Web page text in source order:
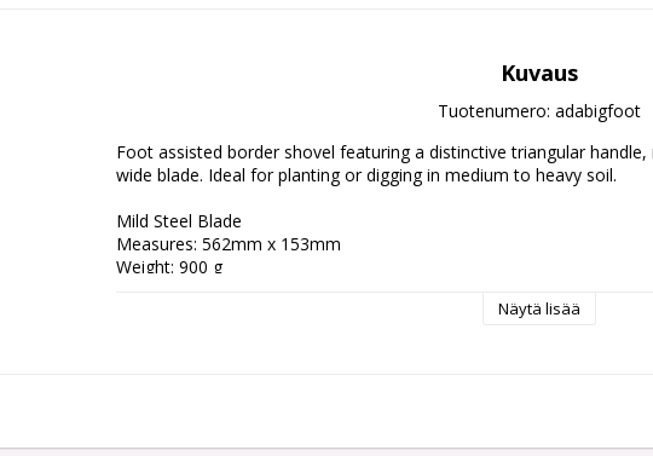
Kuvaus
Tuotenumero: adabigfoot
Foot assisted border shovel featuring a distinctive triangular
wide blade. Ideal for planting or digging in medium to heavy soil.
Mild Steel Blade
Measures: 562mm x 153mm
Weight: 900 g
Näytä lisää